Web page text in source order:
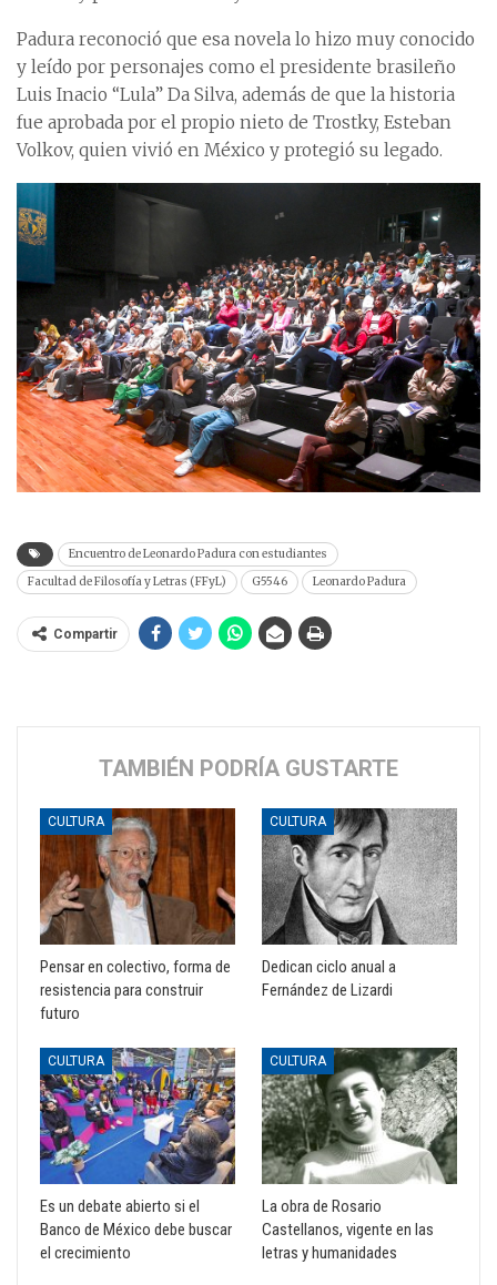
Padura reconoció que esa novela lo hizo muy conocido
y leído por personajes como el presidente brasileño
Luis Inacio “Lula” Da Silva, además de que la historia
fue aprobada por el propio nieto de Trostky, Esteban
Volkov, quien vivió en México y protegió su legado.
Encuentro de Leonardo Padura con estudiantes
Facultad de Filosofía y Letras (FFyL)
G5546 Leonardo Padura
Compartir
TAMBIÉN PODRÍA GUSTARTE
CULTURA
Pensar en colectivo, forma de
resistencia para construir
futuro
CULTURA
Dedican ciclo anual a
Fernández de Lizardi
CULTURA
Es un debate abierto si el
Banco de México debe buscar
el crecimiento
CULTURA
La obra de Rosario
Castellanos, vigente en las
letras y humanidades